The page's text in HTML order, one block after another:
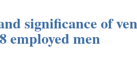
significance of
employed men